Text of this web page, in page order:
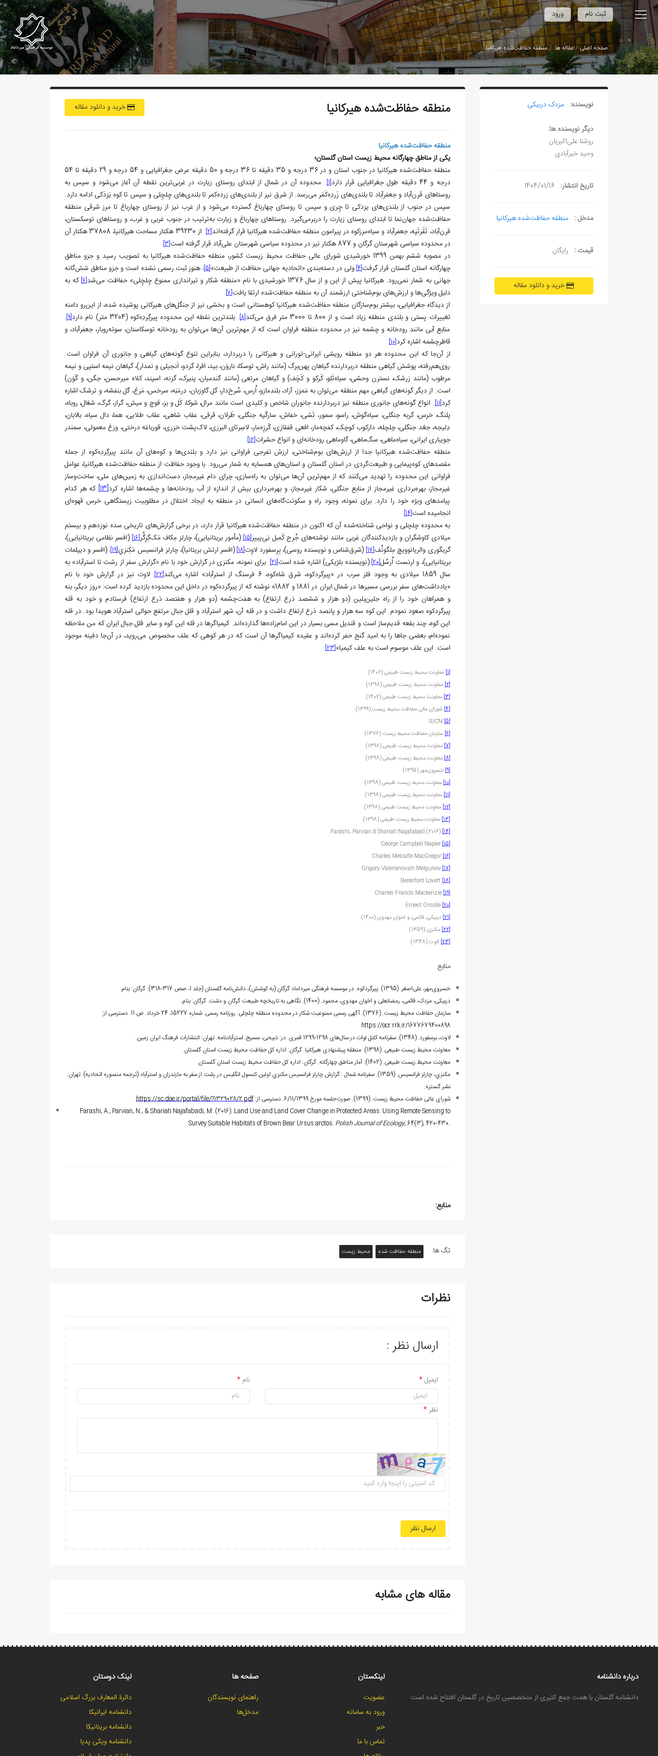
ورود / ثبت نام
صفحه اصلی مقاله ها منطقه حفاظت‌شده هیرکانیا
نویسنده: مزدک دربیکی
دیگر نویسنده ها:
روشنا علی‌اکبریان
وحید خیرآبادی
تاریخ انتشار: 1404/01/16
مدخل : منطقه حفاظت‌شده هیرکانیا
قیمت : رایگان
خرید و دانلود مقاله
خرید و دانلود مقاله منطقه حفاظت‌شده هیرکانیا
منطقه حفاظت‌شده هیرکانیا
یکی از مناطق چهارگانه محیط زیست استان گلستان؛
منطقه حفاظت‌شده هیرکانیا در جنوب استان و در 36 درجه و 35 دقیقه تا 36 درجه و 50 دقیقه عرض جغرافیایی و 54 درجه و 29 دقیقه تا 54
درجه و 44 دقیقه طول جغرافیایی قرار دارد
[1]
. محدوده آن در شمال از ابتدای روستای زیارت در غربی‌ترین نقطه آن آغاز می‌شود و سپس به
روستاهای قرن‌آباد و جعفرآباد تا بلندی‌های زَردِه‌کَمَر می‌رسد. از شرق نیز از بلندی‌های زرده‌کمر تا بلندی‌های چِلچِلی و سپس تا کوه یَزدَکی ادامه دارد.
سپس در جنوب از بلندی‌های یزدکی تا چِری و سپس تا روستای چهارباغ گسترده می‌شود و از غرب نیز از روستای چهارباغ تا مرز شرقی منطقه
حفاظت‌شده جهان‌نما تا ابتدای روستای زیارت را دربرمی‌گیرد. روستاهای چهارباغ و زیارت به‌ترتیب در جنوب غربی و غرب، و روستاهای توسکستان،
قرن‌آباد، تَقَرتَپه، جعفرآباد و سیاه‌مرزکوه در پیرامون منطقه حفاظت‌شده هیرکانیا قرار گرفته‌اند[2]
.
از 39230 هکتار مساحت هیرکانیا، 37808 هکتار آن
در محدوده سیاسی شهرستان‌ گرگان و 877 هکتار نیز در محدوده سیاسی شهرستان علی‌آباد قرار گرفته است
[3]
.
در مصوبه ششم بهمن 1399 خورشیدی شورای عالی حفاظت محیط زیست کشور، منطقه حفاظت‌شده هیرکانیا به تصویب رسید و جزو مناطق
چهارگانه استان گلستان قرار گرفت[4] ولی در دسته‌بندی «اتحادیه جهانی حفاظت از طبیعت»[5] ،هنوز ثبت رسمی ‌نشده است و جزو مناطق شش‌گانه
جهانی به شمار نمی‌رود. هیرکانیا پیش از این و از سال 1376 خورشیدی با نام «منطقه شکار و تیراندازی ممنوع چِلچِلی» حفاظت می‌شد
[6]
که به
دلیل ویژگی‌ها و ارزش‌های بوم‌شناختی ارزشمند آن به منطقه حفاظت‌شده ارتقا یافت[7]
.
از دیدگاه جغرافیایی، بیشتر بوم‌سازگان منطقه حفاظت‌شده هیرکانیا کوهستانی است و بخشی نیز از جنگل‌های هیرکانی پوشیده شده، از این‌رو دامنه
تغییرات پستی و بلندی منطقه زیاد است و از 800 تا 3000 متر فرق می‌کند
[8]
. بلندترین نقطه‌ این محدوده پیرگِردِه‌کوه (3204 متر) نام دارد [9]
.
منابع آبی مانند رودخانه و چشمه نیز در محدوده منطقه فراوان است که از مهم‌ترین آن‌ها می‌توان به رودخانه توسکاستان، سوته‌روبار، جعفرآباد، و
قاطرچشمه اشاره کرد[10]
.
از آن‌جا که این محدوده هر دو منطقه رویشی ایرانی-تورانی و هیرکانی را دربردارد، بنابراین تنوع گونه‌های گیاهی و جانوری آن فراوان است.
روی‌هم‌رفته، پوشش گیاهی منطقه دربردارنده گیاهان پهن‌برگ (مانند راش، توسکا، ناروَن، بید، افرا، گردو، اَنجیلی و نمدار)، گیاهان نیمه استپی و نیمه
مرطوب (مانند زرشک، نسترن وحشی، سیاه‌تَلو، کَرکو و کَچَف) و گیاهان مرتعی (مانند گندمیان، پنیرک، گزنه، اسپند، کلاه میرحسن، جگن، و گَوَن)
است. از دیگر گونه‌های گیاهی مهم منطقه می‌توان به مَمرَز، آزاد، بلندمازو، اُرس، سُرخ‌دار، گل گاوزبان، دِرمَنِه، سرخس، مَرغ، گل بنفشه، و ترشک اشاره
کرد[11]
. انواع گونه‌های جانوری منطقه نیز دربردارنده جانوران شاخص و کلیدی است مانند مرال، شوکا، کَل و بز، قوچ و میش، گراز، گرگ، شغال، روباه،
پلنگ، خرس، گربه جنگلی، سیاه‌گوش، راسو، سمور، تَشی، خفاش، سارگَپه جنگلی، طَرلان، قرقی، عقاب شاهی، عقاب طلایی، هما، دال سیاه، بالابان،
دِلیجه، جغد جنگلی، چلچله، دارکوب کوچک، کفچه‌مار، افعی قفقازی، گَرزِه‌مار، لاسِرتای البرزی، لاک‌پشت خزری، قورباغه درختی، وزغ معمولی، سمندر
جویباری ایرانی، سیاه‌ماهی، سگ‌ماهی، گاوماهی رودخانه‌ای و انواع حشرات[12]
.
منطقه حفاظت‌شده هیرکانیا جدا از ارزش‌های بوم‌شناختی، ارزش تفرجی فراوانی نیز دارد و بلندی‌ها و کوه‌های آن مانند پیرگِردِه‌کوه از جمله
مقصدهای کوه‌پیمایی و طبیعت‌گردی در استان گلستان و استان‌های همسایه به شمار می‌رود. با وجود حفاظت از منطقه حفاظت‌شده هیرکانیا، عوامل
فراوانی این محدوده را تهدید می‌کنند که از مهم‌ترین آن‌ها می‌توان به راه‌سازی، چرای دام غیرمجاز، دست‌اندازی به زمین‌های ملی، ساخت‌وساز
غیرمجاز، بهره‌برداری غیرمجاز از منابع جنگلی، شکار غیرمجاز، و بهره‌برداری بیش از اندازه از آب رودخانه‌ها و چشمه‌ها اشاره کرد[13]
که هر کدام
پیامدهای ویژه خود را دارد. برای نمونه، وجود راه و سکونت‌گاه‌های انسانی در منطقه به ایجاد اختلال در مطلوبیت زیستگاهی خرس قهوه‌ای
انجامیده است[14]
.
به محدوده چلچلی و نواحی شناخته‌شده آن که اکنون در منطقه حفاظت‌شده هیرکانیا قرار دارد، در برخی گزارش‌های تاریخی سده نوزدهم و بیستم
میلادی کاوشگران و بازدیدکنندگان غربی مانند نوشته‌های جُرج کَمبل نِی‌پییر[15] (مأمور بریتانیایی)، چارلز مِکاف مَک‌گِرِگُر[16]
(افسر نظامی بریتانیایی)،
گریگوری والریانوویچ مِلگونُف[17] (شرق‌شناس و نویسنده روسی)، بِرِسفورد لاوِت[18] (افسر ارتش بریتانیا)، چارلز فرانسيس مَکِنزي[19] ، (افسر و دیپلمات
بریتانیایی)، و ارنست اُرسُل[20] (نویسنده بلژیکی) اشاره شده‌ است[21]
. برای نمونه، مکنزی در گزارش خود با نام «گزارش سفر از رشت تا استرآباد» به
سال 1859 میلادی به وجود فلز سرب در «پیرگردکوه، شرق شاه‌کوه، 6 فرسنگ از استرآباد» اشاره می‌کند
[22]
.لاوت نیز در گزارش خود با نام
«یادداشت‌های سفر بررسی مسیرها در شمال ایران در 1881 و 1882
» نوشته که از پیرگرده‌کوه در داخل این محدوده بازدید کرده است: «روز دیگر، بنه
و همراهان خود را از راه جلین‌بلین (دو هزار و ششصد ذرع ارتفاع) به هفت‌چشمه (دو هزار و هفتصد ذرع ارتفاع) فرستادم و خود به قله
پیرگردکوه صعود نمودم. این کوه سه هزار و پانصد ذرع ارتفاع داشت و در قله آن، شهر استرآباد و قلل جبال مرتفع حوالی استرآباد هویدا بود. در قله
این کوه، چند بقعه قدیم‌ساز است و قندیل مسی بسیار در این امام‌زاده‌ها گذارده‌اند. کیمیاگرها در قله این کوه و سایر قلل جبال ایران که من ملاحظه
نموده‌ام، بعضی جاها را به امید گنج حفر کرده‌اند و عقیده کیمیاگرها آن است که در هر کوهی که علف مخصوص می‌روید، در آن‌جا دفینه موجود
است. این علف موسوم است به علف کیمیا»[23]
.
[1] معاونت محیط زیست طبیعی (1402)
[2]
معاونت محیط زیست طبیعی (1398)
[3]
معاونت محیط زیست طبیعی (1402)
[4]
شورای‌ عالی حفاظت محیط زیست (1399)
[5]
[6]
سازمان حفاظت محیط زیست (1376)
[7]
معاونت محیط زیست طبیعی (1398)
[8]
معاونت محیط زیست طبیعی (1398)
[9] خسروی‌مهر (1395)
[10]
معاونت محیط زیست طبیعی (1398)
[11]
معاونت محیط زیست طبیعی (1398)
[12]
معاونت محیط زیست طبیعی (1398)
[13]
معاونت محیط زیست طبیعی (1398)
[14]
Farashi, Parvian & Shariati Najafabadi (2016)
[15]
George Campbell Napier
[16]
Charles Metcalfe MacGregor
[17]
Grigory Valerianovich Melgunov
[18]
Beresford Lovett
[19]
Charles Francis Mackenzie
[20]
Ernest Orsolle
[21]
دربیکی، قائمی، و اخوان مهدوی (1400)
[22]
مکنزی (1359)
[23]
لاوت (1348)
منابع
خسروی‌مهر، علی‌اصغر. (1395). پیرگردکوه. در موسسه فرهنگی میرداماد گرگان (به کوشش)، دانش‌نامه گلستان (جلد 1، صص 317-318). گرگان: بنام.
دربیکی، مزدک، قائمی، رمضانعلی و اخوان مهدوی، محمود. (1400). نگاهی به تاریخچه طبیعت گرگان و دشت. گرگان: بنام.
سازمان حفاظت محیط زیست. (1376). آگهی رسمی ممنوعیت شکار در محدوده منطقه چلچلی. روزنامه رسمی. شماره 15227، 24 خرداد. ص 11. دسترسی از:
https://ocr.rrk.ir/1677679400898
لاوت، برسفورد. (1348). سفرنامه کلنل لوات در سال‌های 1298-1299 قمری. در: ذبیحی، مسیح. استرآبادنامه. تهران: انتشارات فرهنگ ایران زمین.
معاونت محیط زیست طبیعی. (1398). منطقه پیشنهادی هیرکانیا. گرگان: اداره کل حفاظت محیط زیست استان گلستان.
معاونت محیط زیست طبیعی. (1402). آمار مناطق چهارگانه. گرگان: اداره کل حفاظت محیط زیست استان گلستان.
مکنزي، چارلز فرانسيس. (1359). سفرنامه شمال : گزارش چارلز فرانسيس مکنزي اولين کنسول انگليس در رشت از سفر به مازندران و استرآباد (ترجمه منصوره اتحاديه). تهران:
نشر گستره.
شورای‌ عالی حفاظت محیط زیست. (1399). صورت‌جلسه مورخ 6/11/1399. دسترسی از:
https://sc.doe.ir/portal/file/?1329028/2.pdf
Farashi, A., Parvian, N., & Shariati Najafabadi, M. (2016). Land Use and Land Cover Change in Protected Areas: Using Remote Sensing to
Survey Suitable Habitats of Brown Bear Ursus arctos. Polish Journal of Ecology, 64(3), 420-430.
منابع:
تگ ها: منطقه حفاظت‌ شده محیط زیست
نظرات
ارسال نظر :
نام ایمیل
نظر
ارسال نظر
مقاله های مشابه
درباره دانشنامه
دانشنامه گلستان با همت جمع کثیری از متخصصین تاریخ در گلستان افتتاح شده است
لینکستان
عضویت
ورود به سامانه
خبر
تماس با ما
صفحه ها
راهنمای نویسندگان
مدخل‌ها
لینک دوستان
دائرة المعارف بزرگ اسلامی
دانشنامه ایرانیکا
دانشنامه بریتانیکا
دانشنامه ویکی پدیا